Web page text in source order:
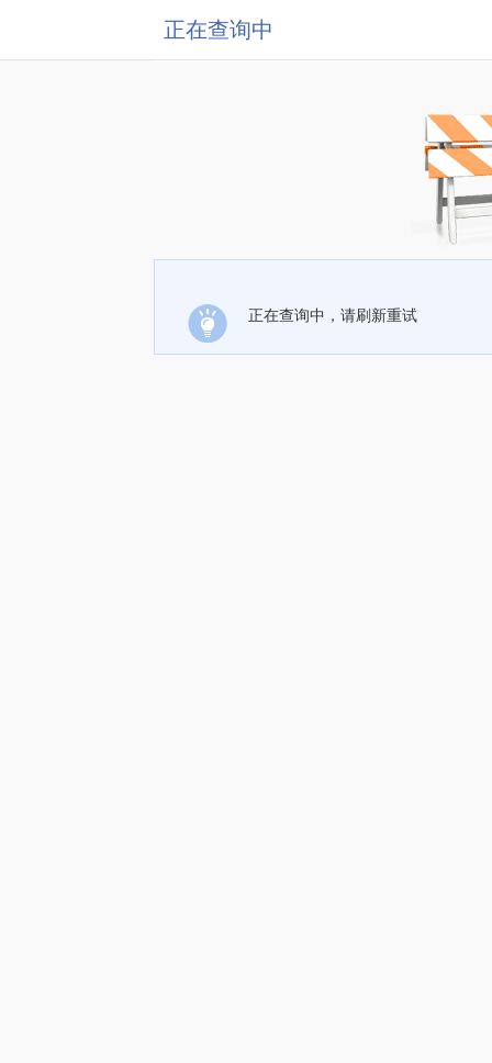
正在查询中
正在查询中，请刷新重试